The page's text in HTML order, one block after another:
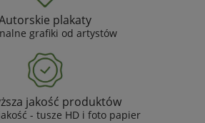
plakaty
grafiki od artystów
jakość produktów
- tusze HD i foto papier